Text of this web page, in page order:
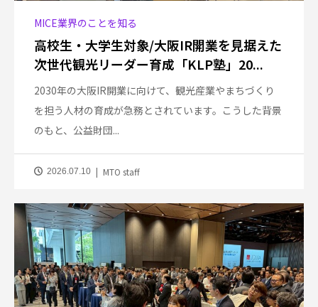
MICE業界のことを知る
高校生・大学生対象/大阪IR開業を見据えた
次世代観光リーダー育成「KLP塾」20...
2030年の大阪IR開業に向けて、観光産業やまちづくり
を担う人材の育成が急務とされています。こうした背景
のもと、公益財団...
2026.07.10 MTO staff